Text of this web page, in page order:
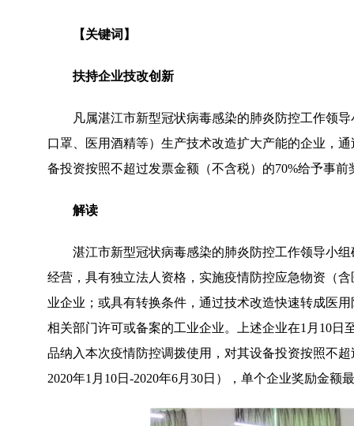
【关键词】
扶持企业技改创新
凡属湛江市新型冠状病毒感染的肺炎防控工作领
口罩、医用酒精等）生产技术改造扩大产能的企业，
备投资按照不超过发票金额（不含税）的70%给予事
解读
湛江市新型冠状病毒感染的肺炎防控工作领导小
经营，具有独立法人资格，实施疫情防控应急物资（
业企业；或具有转换条件，通过技术改造快速转成医
相关部门许可或备案的工业企业。上述企业在1月10
品纳入本次疫情防控调拨使用，对其设备投资按照不
2020年1月10日-2020年6月30日），单个企业奖励金额